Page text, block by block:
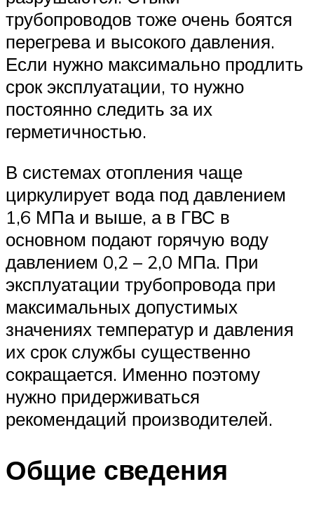
трубопроводов тоже очень боятся
перегрева и высокого давления.
Если нужно максимально продлить
срок эксплуатации, то нужно
постоянно следить за их
герметичностью.
В системах отопления чаще
циркулирует вода под давлением
1,6 МПа и выше, а в ГВС в
основном подают горячую воду
давлением 0,2 – 2,0 МПа. При
эксплуатации трубопровода при
максимальных допустимых
значениях температур и давления
их срок службы существенно
сокращается. Именно поэтому
нужно придерживаться
рекомендаций производителей.
Общие сведения